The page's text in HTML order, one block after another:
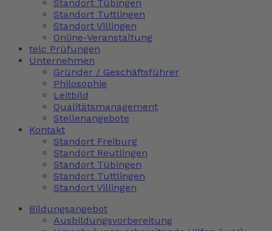
Standort Tübingen
Standort Tuttlingen
Standort Villingen
Online-Veranstaltung
telc Prüfungen
Unternehmen
Gründer / Geschäftsführer
Philosophie
Leitbild
Qualitätsmanagement
Stellenangebote
Kontakt
Standort Freiburg
Standort Reutlingen
Standort Tübingen
Standort Tuttlingen
Standort Villingen
Bildungsangebot
Ausbildungsvorbereitung